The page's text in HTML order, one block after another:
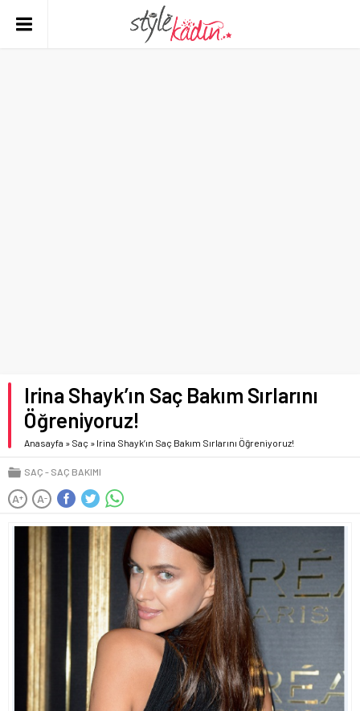
Irina Shayk’ın Saç Bakım Sırlarını
Öğreniyoruz!
Anasayfa » Saç » Irina Shayk’ın Saç Bakım Sırlarını Öğreniyoruz!
SAÇ SAÇ BAKIMI
A+ A-